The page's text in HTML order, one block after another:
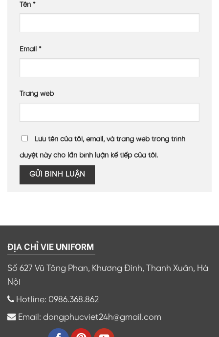
Tên *
Email *
Trang web
Lưu tên của tôi, email, và trang web trong trình
duyệt này cho lần bình luận kế tiếp của tôi.
ĐỊA CHỈ VIE UNIFORM
Số 627 Vũ Tông Phan, Khương Đình, Thanh Xuân, Hà
Nội
Hotline: 0986.368.862
Email: dongphucviet24h@gmail.com